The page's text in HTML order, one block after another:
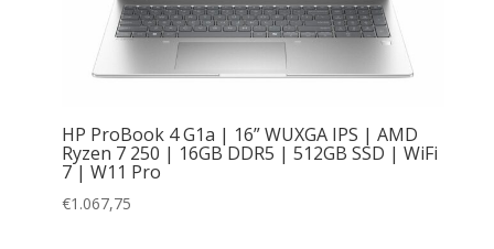
HP ProBook 4 G1a | 16” WUXGA IPS | AMD
Ryzen 7 250 | 16GB DDR5 | 512GB SSD | WiFi
7 | W11 Pro
€1.067,75